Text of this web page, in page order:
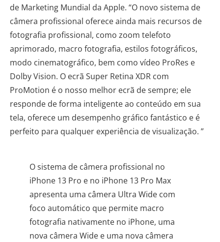
de Marketing Mundial da Apple. “O novo sistema de
câmera profissional oferece ainda mais recursos de
fotografia profissional, como zoom telefoto
aprimorado, macro fotografia, estilos fotográficos,
modo cinematográfico, bem como vídeo ProRes e
Dolby Vision. O ecrã Super Retina XDR com
ProMotion é o nosso melhor ecrã de sempre; ele
responde de forma inteligente ao conteúdo em sua
tela, oferece um desempenho gráfico fantástico e é
perfeito para qualquer experiência de visualização. ”
O sistema de câmera profissional no
iPhone 13 Pro e no iPhone 13 Pro Max
apresenta uma câmera Ultra Wide com
foco automático que permite macro
fotografia nativamente no iPhone, uma
nova câmera Wide e uma nova câmera